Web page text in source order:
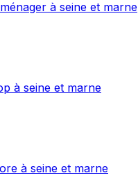
à seine et marne
à seine et marne
à seine et marne